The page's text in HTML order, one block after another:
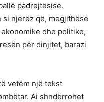
padrejtësisë.
si njerëz që, megjithëse
dhe politike,
për dinjitet, barazi
vetëm një tekst
Ai shndërrohet